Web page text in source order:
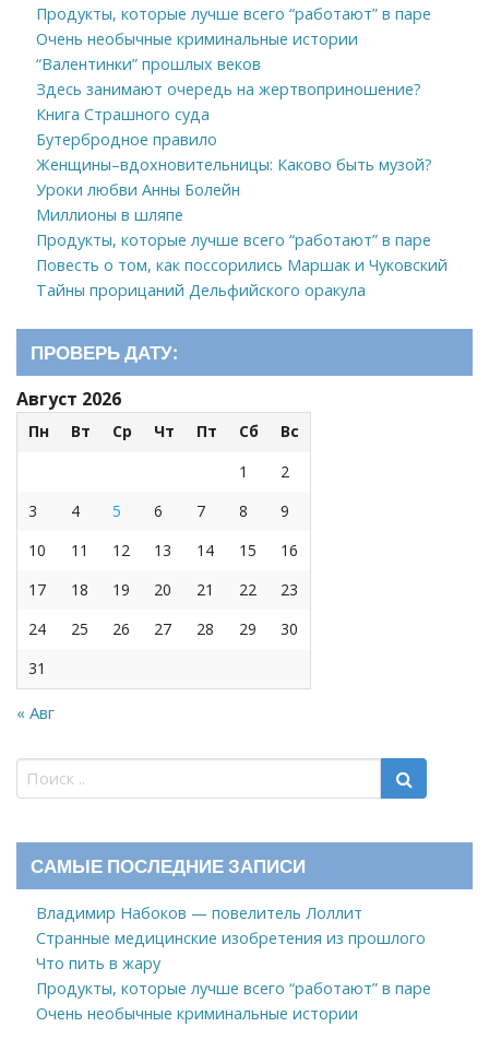
Продукты, которые лучше всего “работают” в паре
Очень необычные криминальные истории
“Валентинки” прошлых веков
Здесь занимают очередь на жертвоприношение?
Книга Страшного суда
Бутербродное правило
Женщины–вдохновительницы: Каково быть музой?
Уроки любви Анны Болейн
Миллионы в шляпе
Продукты, которые лучше всего “работают” в паре
Повесть о том, как поссорились Маршак и Чуковский
Тайны прорицаний Дельфийского оракула
ПРОВЕРЬ ДАТУ:
Август 2026
Пн Вт Ср Чт Пт Сб
Вс
1
2
3
4 5 6 7 8
9
10
11 12 13 14 15
16
17
18 19 20 21 22
23
24
25 26 27 28 29
30
31
« Авг
САМЫЕ ПОСЛЕДНИЕ ЗАПИСИ
Владимир Набоков — повелитель Лоллит
Странные медицинские изобретения из прошлого
Что пить в жару
Продукты, которые лучше всего “работают” в паре
Очень необычные криминальные истории